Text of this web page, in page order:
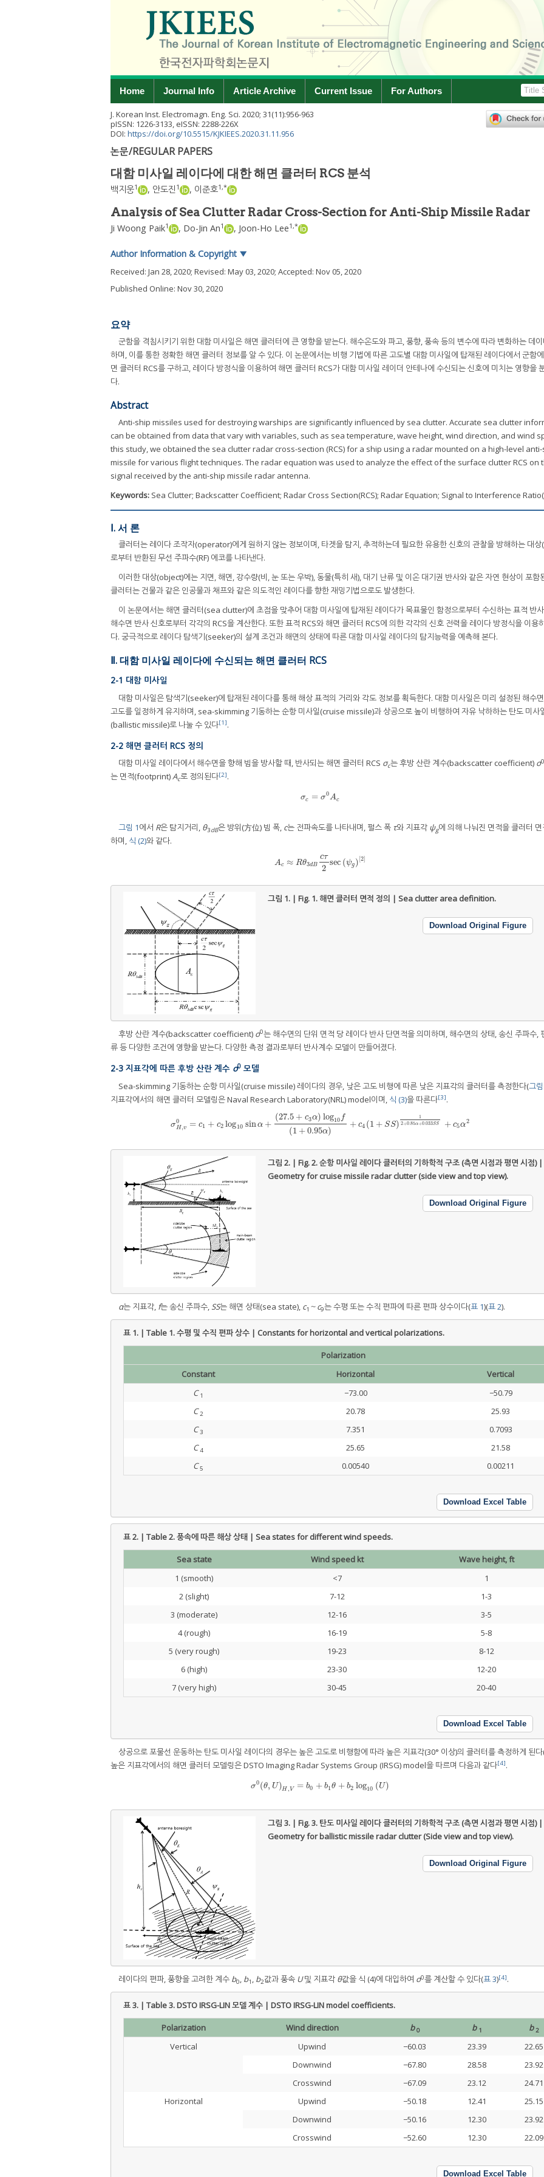
Home Journal Info Article Archive Current Issue For Authors
J. Korean Inst. Electromagn. Eng. Sci. 2020; 31(11):956-963
pISSN: 1226-3133, eISSN: 2288-226X
DOI: https://doi.org/10.5515/KJKIEES.2020.31.11.956
논문/REGULAR PAPERS
대함 미사일 레이다에 대한 해면 클러터 RCS 분석
백지웅1 , 안도진 1 , 이준호1 ,*
Analysis of Sea Clutter Radar Cross-Section for Anti-Ship Missile Radar
Ji Woong Paik1 , Do-Jin An1 , Joon-Ho Lee1 ,*
Author Information & Copyright ▼
Received: Jan 28, 2020; Revised: May 03, 2020; Accepted: Nov 05, 2020
Published Online: Nov 30, 2020
요약
군함을 격침시키기 위한 대함 미사일은 해면 클러터에 큰 영향을 받는다. 해수온도와 파고, 풍향, 풍속 등의 변수에 따라 변화하는 데
하며, 이를 통한 정확한 해면 클러터 정보를 알 수 있다. 이 논문에서는 비행 기법에 따른 고도별 대함 미사일에 탑재된 레이다에서 군함
면 클러터 RCS를 구하고, 레이다 방정식을 이용하여 해면 클러터 RCS가 대함 미사일 레이더 안테나에 수신되는 신호에 미치는 영향을
다.
Abstract
Anti-ship missiles used for destroying warships are significantly influenced by sea clutter. Accurate sea clutter
can be obtained from data that vary with variables, such as sea temperature, wave height, wind direction, and wind
this study, we obtained the sea clutter radar cross-section (RCS) for a ship using a radar mounted on a high-level
missile for various flight techniques. The radar equation was used to analyze the effect of the surface clutter RCS on
signal received by the anti-ship missile radar antenna.
Keywords: Sea Clutter; Backscatter Coefficient; Radar Cross Section(RCS); Radar Equation; Signal to Interference
Ⅰ. 서 론
클러터는 레이다 조작자(operator)에게 원하지 않는 정보이며, 타겟을 탐지, 추적하는데 필요한 유용한 신호의 관찰을 방해하는 대
로부터 반환된 무선 주파수(RF) 에코를 나타낸다.
이러한 대상(object)에는 지면, 해면, 강수량(비, 눈 또는 우박), 동물(특히 새), 대기 난류 및 이온 대기권 반사와 같은 자연 현상이 포함
클러터는 건물과 같은 인공물과 채프와 같은 의도적인 레이다를 향한 재밍기법으로도 발생한다.
이 논문에서는 해면 클러터(sea clutter)에 초점을 맞추어 대함 미사일에 탑재된 레이다가 목표물인 함정으로부터 수신하는 표적 반
해수면 반사 신호로부터 각각의 RCS을 계산한다. 또한 표적 RCS와 해면 클러터 RCS에 의한 각각의 신호 전력을 레이다 방정식을 이용
다. 궁극적으로 레이다 탐색기(seeker)의 설계 조건과 해면의 상태에 따른 대함 미사일 레이다의 탐지능력을 예측해 본다.
Ⅱ. 대함 미사일 레이다에 수신되는 해면 클러터 RCS
2-1 대함 미사일
대함 미사일은 탐색기(seeker)에 탑재된 레이다를 통해 해상 표적의 거리와 각도 정보를 획득한다. 대함 미사일은 미리 설정된 해수
고도를 일정하게 유지하며, sea-skimming 기동하는 순항 미사일(cruise missile)과 상공으로 높이 비행하여 자유 낙하하는 탄도 미사
(ballistic missile)로 나눌 수 있다[1].
2-2 해면 클러터 RCS 정의
대함 미사일 레이다에서 해수면을 향해 빔을 방사할 때, 반사되는 해면 클러터 RCS σc는 후방 산란 계수(backscatter coefficient) σ0
는 면적(footprint)Ac로 정의된다[2].
σc = σ0Ac
σ c=σ0Ac
그림 1에서 R은 탐지거리, θ3dB은 방위(方位) 빔 폭, c는 전파속도를 나타내며, 펄스 폭 τ와 지표각 ψg에 의해 나눠진 면적을 클러터
하며, 식 (2)와 같다.
Ac ≈ Rθ3dB
cτ
2
sec (ψg ) [2]
Ac≈Rθ3dBcτ2sec(ψg)[2]
그림 1. | Fig. 1.해면 클러터 면적 정의 | Sea clutter area definition.
Download Original Figure
후방 산란 계수(backscatter coefficient) σ0는 해수면의 단위 면적 당 레이다 반사 단면적을 의미하며, 해수면의 상태, 송신 주파수,
류 등 다양한 조건에 영향을 받는다. 다양한 측정 결과로부터 반사계수 모델이 만들어졌다.
2-3 지표각에 따른 후방 산란 계수 σ0 모델
Sea-skimming 기동하는 순항 미사일(cruise missile) 레이다의 경우, 낮은 고도 비행에 따른 낮은 지표각의 클러터를 측정한다(그
지표각에서의 해면 클러터 모델링은 Naval Research Laboratory(NRL) model이며, 식 (3)을 따른다[3].
σ0
H,v = c1 + c2 log10 sinα +
(27.5 + c3α) log10 f
(1 + 0.95α)
+ c4 (1 + SS)
1
2+0.85α+0.033SS + c5α2
σH, v0=c1 +c 2log10sinα+(27.5 +c3α)log10f(1+0.95α)+c4(1 +SS)12+0.85α+0.033S +c5α2
그림 2. | Fig. 2.순항 미사일 레이다 클러터의 기하학적 구조 (측면 시점과 평면 시점) |
Geometry for cruise missile radar clutter (side view and top view).
Download Original Figure
α는 지표각, f는 송신 주파수, SS는 해면 상태(sea state), c1 ～c9는 수평 또는 수직 편파에 따른 편파 상수이다(표 1)(표 2).
표 1. | Table 1.수평 및 수직 편파 상수 | Constants for horizontal and vertical polarizations.
Polarization
Constant
Horizontal
Vertical
C 1 −73.00
−50.79
C 2 20.78
25.93
C 3 7.351
0.7093
C 4 25.65
21.58
C 5 0.00540 0.00211
Download Excel Table
표 2. | Table 2.풍속에 따른 해상 상태 | Sea states for different wind speeds.
Sea state Wind speed kt
Wave height, ft
1 (smooth)
<7
1
2 (slight)
7-12
1-3
3 (moderate)
12-16
3-5
4 (rough)
16-19
5-8
5 (very rough)
19-23
8-12
6 (high)
23-30
12-20
7 (very high)
30-45 20-40
Download Excel Table
상공으로 포물선 운동하는 탄도 미사일 레이다의 경우는 높은 고도로 비행함에 따라 높은 지표각(30° 이상)의 클러터를 측정하게 된
높은 지표각에서의 해면 클러터 모델링은 DSTO Imaging Radar Systems Group (IRSG) model을 따르며 다음과 같다[4].
σ0(θ, U )H , V = b0 + b1θ + b2 log10 (U )
σ 0(θ,U )H V= b0 +b1θ+ b2log10(U)
그림 3. | Fig. 3. 탄도 미사일 레이다 클러터의 기하학적 구조 (측면 시점과 평면 시점) |
Geometry for ballistic missile radar clutter (Side view and top view).
Download Original Figure
레이다의 편파, 풍향을 고려한 계수 b0, b1 , b2값과 풍속 U및 지표각 θ값을 식 (4)에 대입하여 σ0를 계산할 수 있다(표 3)[4].
표 3. | Table 3.DSTO IRSG-LIN 모델 계수 | DSTO IRSG-LIN model coefficients.
Polarization Wind direction b 0 b 1 b 2
Vertical Upwind −60.03 23.39
22.65
Downwind
−67.80 28.58
23.92
Crosswind
−67.09 23.12
24.71
Horizontal
Upwind −50.18 12.41
25.15
Downwind
−50.16 12.30
23.92
Crosswind
−52.60 12.30 22.09
Download Excel Table